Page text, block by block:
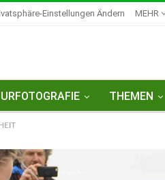
Einstellungen Ändern MEHR
THEMEN